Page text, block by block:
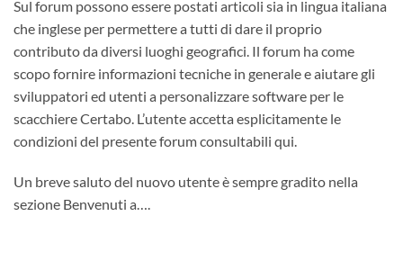
Sul forum possono essere postati articoli sia in lingua italiana
che inglese per permettere a tutti di dare il proprio
contributo da diversi luoghi geografici. Il forum ha come
scopo fornire informazioni tecniche in generale e aiutare gli
sviluppatori ed utenti a personalizzare software per le
scacchiere Certabo. L’utente accetta esplicitamente le
condizioni del presente forum consultabili qui.
Un breve saluto del nuovo utente è sempre gradito nella
sezione Benvenuti a….